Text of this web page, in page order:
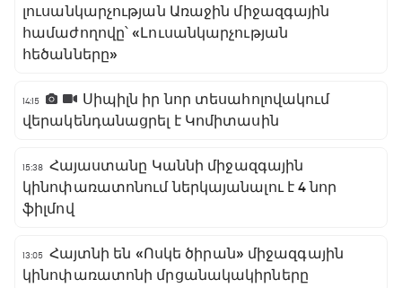
լուսանկարչության Առաջին միջազգային
համաժողովը՝ «Լուսանկարչության
հեծանները»
14:15
Սիպիլն իր նոր տեսահոլովակում
վերակենդանացրել է Կոմիտասին
15:38 Հայաստանը Կաննի միջազգային
կինոփառատոնում ներկայանալու է 4 նոր
ֆիլմով
13:05 Հայտնի են «Ոսկե ծիրան» միջազգային
կինոփառատոնի մրցանակակիրները